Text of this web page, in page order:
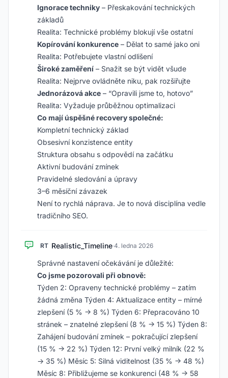
Ignorace techniky – Přeskakování technických
základů
Realita: Technické problémy blokují vše ostatní
Kopírování konkurence – Dělat to samé jako oni
Realita: Potřebujete vlastní odlišení
Široké zaměření – Snažit se být vidět všude
Realita: Nejprve ovládněte niku, pak rozšiřujte
Jednorázová akce – “Opravili jsme to, hotovo”
Realita: Vyžaduje průběžnou optimalizaci
Co mají úspěšné recovery společné:
Kompletní technický základ
Obsesivní konzistence entity
Struktura obsahu s odpovědí na začátku
Aktivní budování zmínek
Pravidelné sledování a úpravy
3–6 měsíční závazek
Není to rychlá náprava. Je to nová disciplína vedle
tradičního SEO.
RT Realistic_Timeline·4. ledna 2026
Správné nastavení očekávání je důležité:
Co jsme pozorovali při obnově:
Týden 2: Opraveny technické problémy – zatím
žádná změna Týden 4: Aktualizace entity – mírné
zlepšení (5 % → 8 %) Týden 6: Přepracováno 10
stránek – znatelné zlepšení (8 % → 15 %) Týden 8:
Zahájení budování zmínek – pokračující zlepšení
(15 % → 22 %) Týden 12: První velký milník (22 %
→ 35 %) Měsíc 5: Silná viditelnost (35 % → 48 %)
Měsíc 8: Přibližujeme se konkurenci (48 % → 58